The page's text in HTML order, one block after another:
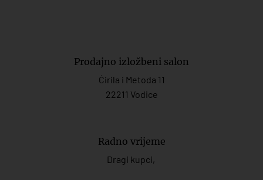
Prodajno izložbeni salon
Ćirila i Metoda 11
22211 Vodice
Radno vrijeme
Dragi kupci,